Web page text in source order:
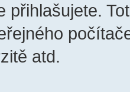
přihlašujete.
atd.